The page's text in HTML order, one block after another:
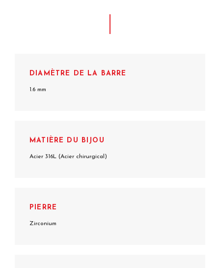
DIAMÈTRE DE LA BARRE
1.6 mm
MATIÈRE DU BIJOU
Acier 316L (Acier chirurgical)
PIERRE
Zirconium